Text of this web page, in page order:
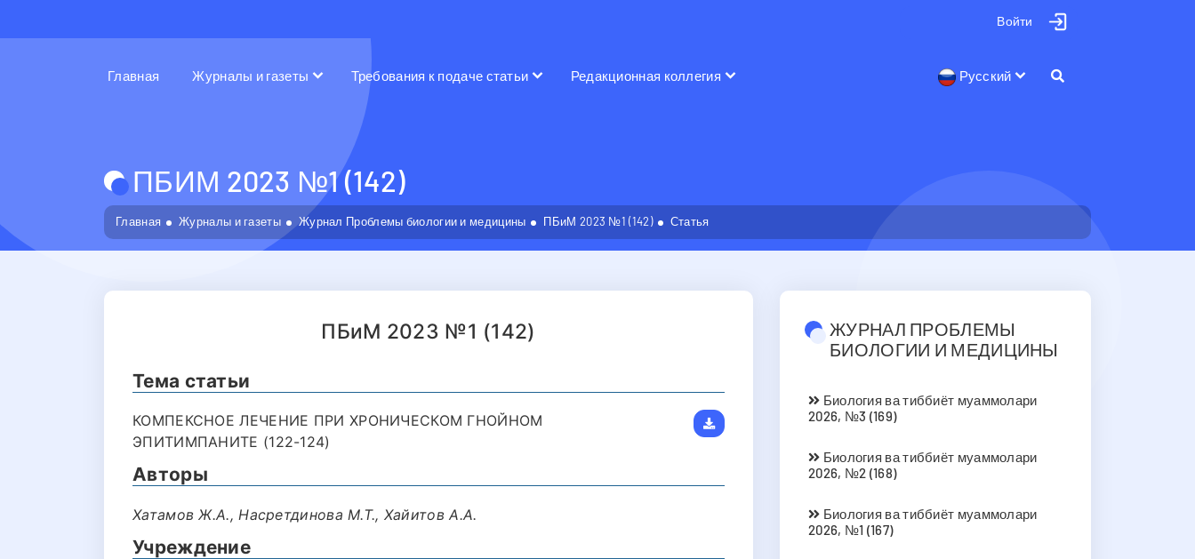
Войти
Главная Журналы и газеты Требования к подаче статьи Редакционная коллегия Русский
ПБИМ 2023 №1 (142)
Главная Журналы и газеты Журнал Проблемы биологии и медицины ПБиМ 2023 №1 (142) Статья
ПБиМ 2023 №1 (142)
Тема статьи
КОМПЕКСНОЕ ЛЕЧЕНИЕ ПРИ ХРОНИЧЕСКОМ ГНОЙНОМ
ЭПИТИМПАНИТЕ (122-124)
Авторы
Хатамов Ж.А., Насретдинова М.Т., Хайитов А.А.
Учреждение
ЖУРНАЛ ПРОБЛЕМЫ
БИОЛОГИИ И МЕДИЦИНЫ
Биология ва тиббиёт муаммолари
2026, №3 (169)
Биология ва тиббиёт муаммолари
2026, №2 (168)
Биология ва тиббиёт муаммолари
2026, №1 (167)